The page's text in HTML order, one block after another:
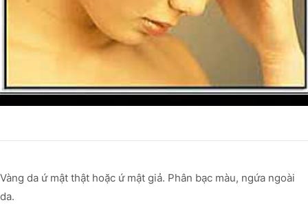
Vàng da ứ mật thật hoặc ứ mật giả. Phân bạc màu, ngứa ngoài
da.